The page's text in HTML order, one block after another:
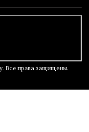
Все права защищены.